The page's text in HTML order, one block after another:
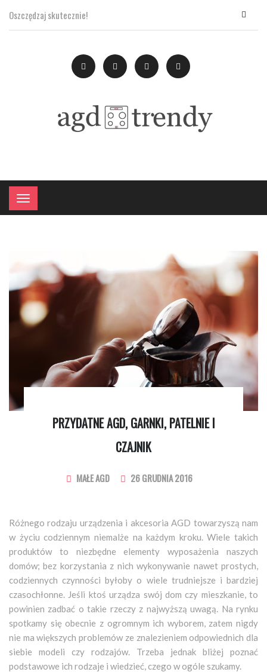
Oszczędzaj skutecznie! ×
Menu
PRZYDATNE AGD, GARNKI, PATELNIE I
CZAJNIK
MAŁE AGD 26 GRUDNIA 2016
Różnego rodzaju urządzenia i akcesoria AGD towarzyszą nam
w życiu codziennym niemalże na każdym kroku. Wiele takich
produktów to niezbędne elementy wyposażenia naszych
domów; bez korzystania z nich wykonywanie nawet prostych,
codziennych czynności byłoby o wiele trudniejsze i bardziej
czasochłonne. Jeśli ktoś urządza swój dom czy mieszkanie, to
powinien zadbać o takie rzeczy z najwyższą uwagą. Na rynku
spotkamy się obecnie z ogromnym ich wyborem, zatem nigdy
nie ma większych problemów ze znalezieniem odpowiednich dla
siebie modeli czy rodzajów. Trzeba jednak bliżej poznać
podstawowe ich rodzaje i wiedzieć, czego w ogóle szukamy.